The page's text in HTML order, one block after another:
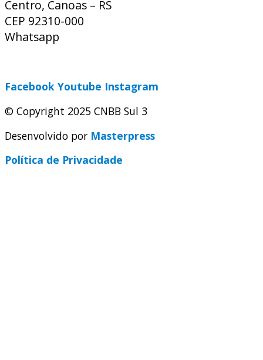
Centro, Canoas – RS
CEP 92310-000
Whatsapp
Facebook Youtube Instagram
© Copyright 2025 CNBB Sul 3
Desenvolvido por Masterpress
Política de Privacidade